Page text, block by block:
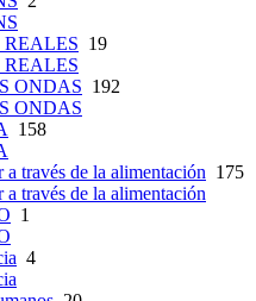
REALES 19
REALES
ONDAS 192
ONDAS
158
a través de la alimentación 175
a través de la alimentación
1
4